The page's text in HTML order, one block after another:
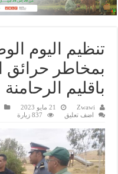
تنظيم اليوم
بمخاطر حرائق
باقليم الرحامنة
Zwawi 21 مايو 2023
اضف تعليق
837 زيارة